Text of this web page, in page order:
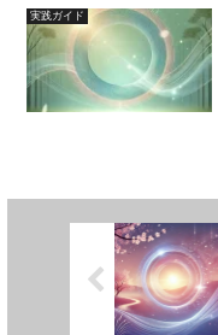
実践ガイド